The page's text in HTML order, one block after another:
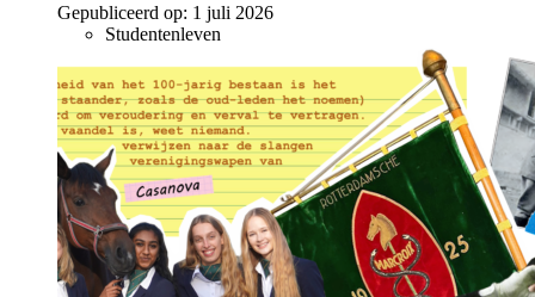
Gepubliceerd op: 1 juli 2026
Studentenleven